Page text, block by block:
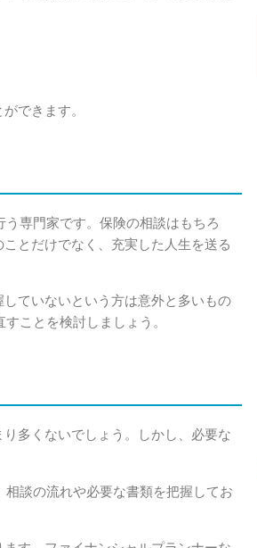
できます。
専門家です。保険の相談はもちろ
とだけでなく、充実した人生を送る
ていないという方は意外と多いもの
ことを検討しましょう。
多くないでしょう。しかし、必要な
談の流れや必要な書類を把握してお